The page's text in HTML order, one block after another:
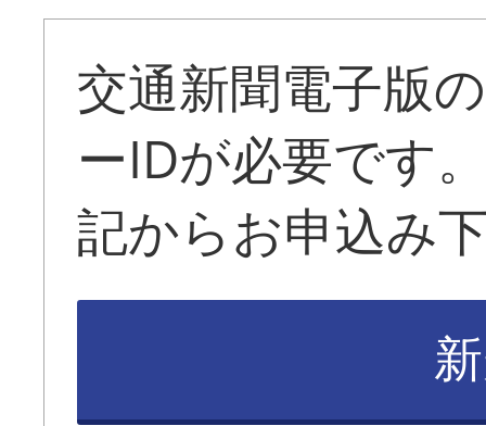
交通新聞電子版
ーIDが必要です
記からお申込み